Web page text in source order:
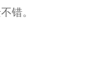
错。